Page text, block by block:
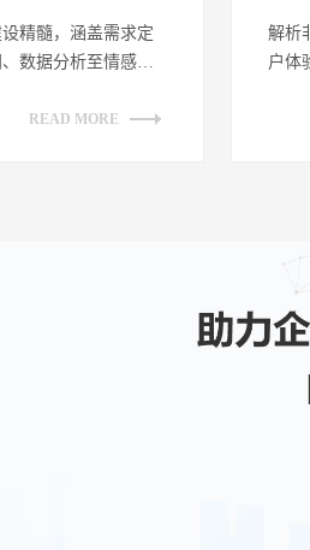
精髓，涵盖需求定
数据分析至情感链
READ MORE
解析
户体